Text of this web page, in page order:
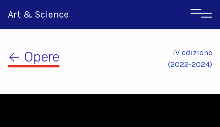
Art & Science
← Opere
IV edizione
(2022-2024)